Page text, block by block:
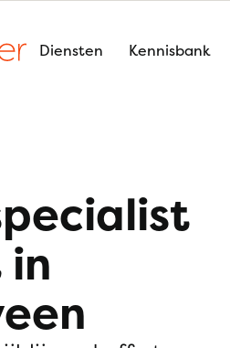
Diensten Kennisbank